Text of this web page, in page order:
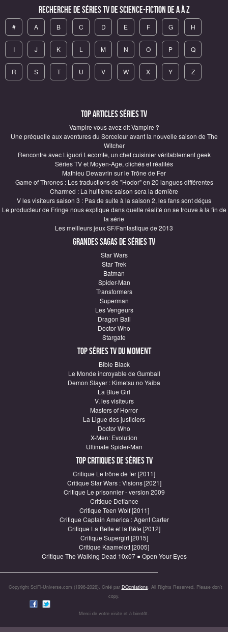
Recherche de Séries TV de science-fiction de A à Z
# A B C D E F G H
I J K L M N O P Q
R S T U V W X Y Z
Top articles Séries TV
Vampire vous avez dit Vampire ?
Une préquelle aux aventures du Sorceleur avant la nouvelle saison de The
Witcher
Rencontre avec Liguori Lecomte, un chef cuisinier véritablement geek
Séries TV et Moyen-Age, clichés et réalités
Mathieu Dewavrin sur le Trône de Fer
Game of Thrones : Les traductions de "Hodor" en 20 langues différentes
Charmed : La huitième saison sera la dernière
V les visiteurs saison 3 : Pas de suite à la saison 2, les fans sont déçus
Le producteur de Fringe nous explique dans quelle réalité on se trouve à la fin de
la série
Les meilleurs jeux SF/Fantastique de 2013
Grandes sagas de Séries TV
Star Wars
Star Trek
Batman
Spider-Man
Transformers
Superman
Les Vengeurs
Dragon Ball
Doctor Who
Stargate
Top Séries TV du moment
Bible Black
Le Monde incroyable de Gumball
Demon Slayer : Kimetsu no Yaiba
La Blue Girl
V, les visiteurs
Masters of Horror
La Ligue des justiciers
Doctor Who
X-Men: Evolution
Ultimate Spider-Man
Top critiques de Séries TV
Critique Le trône de fer [2011]
Critique Star Wars : Visions [2021]
Critique Le prisonnier - version 2009
Critique Defiance
Critique Teen Wolf [2011]
Critique Captain America : Agent Carter
Critique La Belle et la Bête [2012]
Critique Supergirl [2015]
Critique Kaamelott [2005]
Critique The Walking Dead 10x07 ● Open Your Eyes
Copyright SciFi-Universe.com (1996-2026). Créé par DQcréations. All Rights Reserved. Please don’t
copy.
Merci de votre visite et à bientôt.